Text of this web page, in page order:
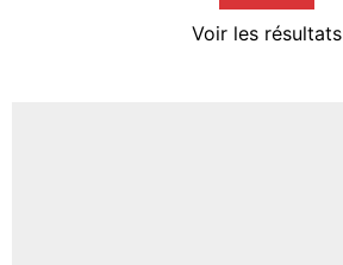
Voir les résultats